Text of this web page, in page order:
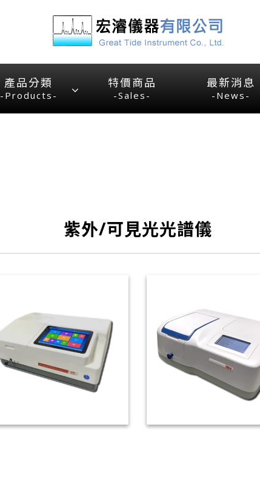
產品分類
-Products-
特價商品
-Sales-
最新消息
-News-
紫外/可見光光譜儀